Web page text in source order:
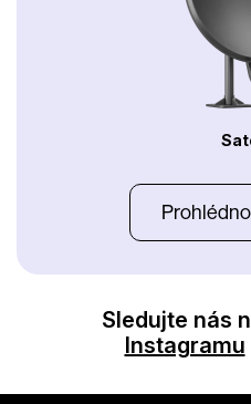
Sledujte nás
Instagramu